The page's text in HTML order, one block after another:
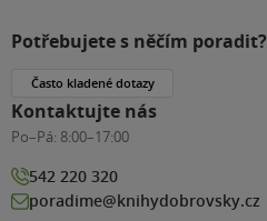
Potřebujete s něčím poradit?
Často kladené dotazy
Kontaktujte nás
Po–Pá: 8:00–17:00
542 220 320
poradime@knihydobrovsky.cz